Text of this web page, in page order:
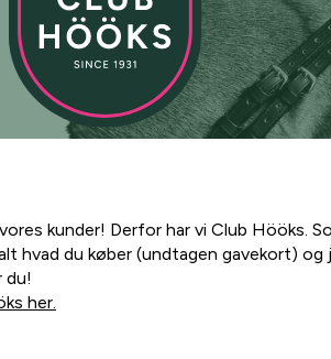
kunder! Derfor har vi Club Hööks.
hvad du køber (undtagen gavekort) og
du!
her.